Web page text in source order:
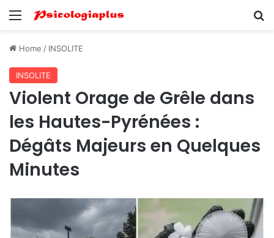
Menu
Home / INSOLITE
INSOLITE
Violent Orage de Grêle dans
les Hautes-Pyrénées :
Dégâts Majeurs en Quelques
Minutes